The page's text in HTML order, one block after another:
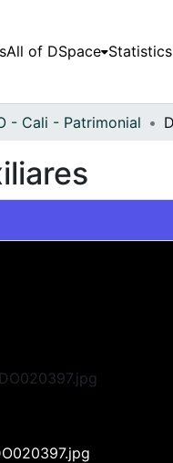
All of DSpace Statistics
- Cali - Patrimonial